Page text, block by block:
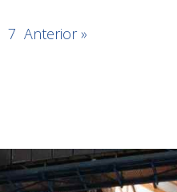
7 Anterior »